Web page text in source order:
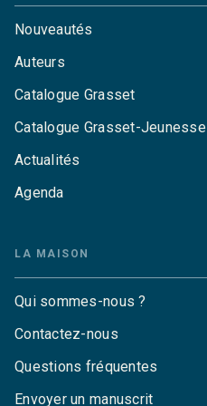
Nouveautés
Auteurs
Catalogue Grasset
Catalogue Grasset-Jeunesse
Actualités
Agenda
LA MAISON
Qui sommes-nous ?
Contactez-nous
Questions fréquentes
Envoyer un manuscrit